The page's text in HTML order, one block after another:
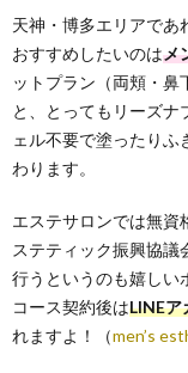
天神・博多エリアであ
おすすめしたいのはメ
ットプラン（両頬・鼻
と、とってもリーズナ
ェル不要で塗ったり
わります。
エステサロンでは無資
ステティック振興協議
行うというのも嬉しい
コース契約後はLINEア
れますよ！（men’s